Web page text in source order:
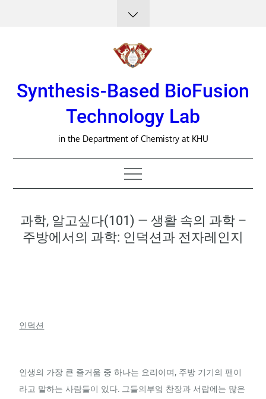
Synthesis-Based BioFusion
Technology Lab
in the Department of Chemistry at KHU
과학, 알고싶다(101) — 생활 속의 과학 –
주방에서의 과학: 인덕션과 전자레인지
인덕션
인생의 가장 큰 즐거움 중 하나는 요리이며, 주방 기기의 팬이
라고 말하는 사람들이 있다. 그들의부엌 찬장과 서랍에는 많은